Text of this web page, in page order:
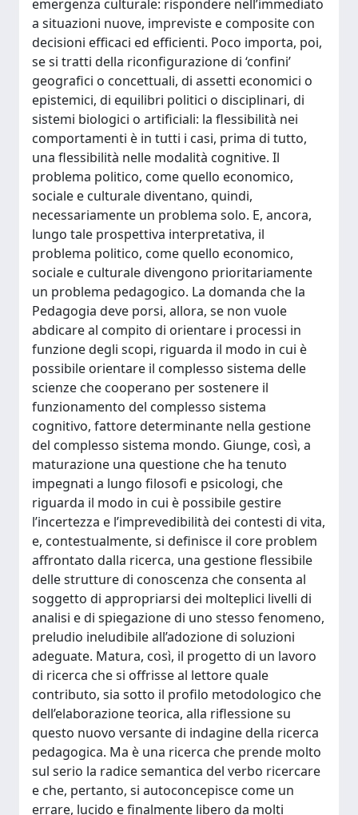
emergenza culturale: rispondere nell’immediato
a situazioni nuove, impreviste e composite con
decisioni efficaci ed efficienti. Poco importa, poi,
se si tratti della riconfigurazione di ‘confini’
geografici o concettuali, di assetti economici o
epistemici, di equilibri politici o disciplinari, di
sistemi biologici o artificiali: la flessibilità nei
comportamenti è in tutti i casi, prima di tutto,
una flessibilità nelle modalità cognitive. Il
problema politico, come quello economico,
sociale e culturale diventano, quindi,
necessariamente un problema solo. E, ancora,
lungo tale prospettiva interpretativa, il
problema politico, come quello economico,
sociale e culturale divengono prioritariamente
un problema pedagogico. La domanda che la
Pedagogia deve porsi, allora, se non vuole
abdicare al compito di orientare i processi in
funzione degli scopi, riguarda il modo in cui è
possibile orientare il complesso sistema delle
scienze che cooperano per sostenere il
funzionamento del complesso sistema
cognitivo, fattore determinante nella gestione
del complesso sistema mondo. Giunge, così, a
maturazione una questione che ha tenuto
impegnati a lungo filosofi e psicologi, che
riguarda il modo in cui è possibile gestire
l’incertezza e l’imprevedibilità dei contesti di vita,
e, contestualmente, si definisce il core problem
affrontato dalla ricerca, una gestione flessibile
delle strutture di conoscenza che consenta al
soggetto di appropriarsi dei molteplici livelli di
analisi e di spiegazione di uno stesso fenomeno,
preludio ineludibile all’adozione di soluzioni
adeguate. Matura, così, il progetto di un lavoro
di ricerca che si offrisse al lettore quale
contributo, sia sotto il profilo metodologico che
dell’elaborazione teorica, alla riflessione su
questo nuovo versante di indagine della ricerca
pedagogica. Ma è una ricerca che prende molto
sul serio la radice semantica del verbo ricercare
e che, pertanto, si autoconcepisce come un
errare, lucido e finalmente libero da molti